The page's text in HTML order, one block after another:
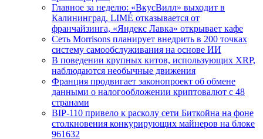
Главное за неделю: «ВкусВилл» выходит в
Калининград, LIMÉ отказывается от
франчайзинга, «Яндекс Лавка» открывает кафе
Сеть Morrisons планирует внедрить в 200 точках
систему самообслуживания на основе ИИ
В поведении крупных китов, использующих XRP,
наблюдаются необычные движения
Франция продвигает законопроект об обмене
данными о налогообложении криптовалют с 48
странами
BIP-110 привело к расколу сети Биткойна на фоне
столкновения конкурирующих майнеров на блоке
961632